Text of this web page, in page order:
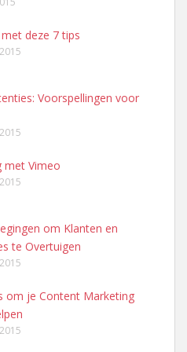
deze 7 tips
Voorspellingen voor
met Vimeo
om Klanten en
te Overtuigen
om je Content Marketing